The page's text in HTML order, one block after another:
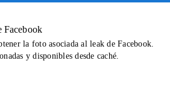
Facebook
la foto asociada al leak de Facebook.
y disponibles desde caché.